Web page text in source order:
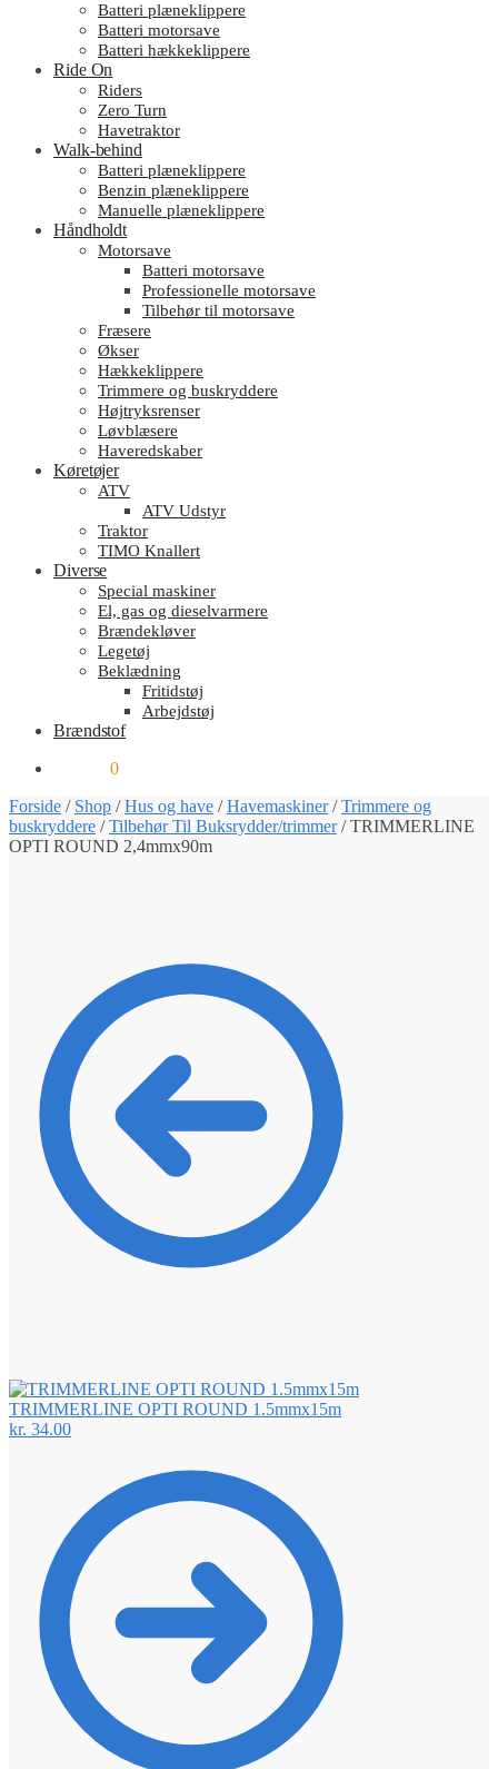
Batteri plæneklippere
Batteri motorsave
Batteri hækkeklippere
Ride On
Riders
Zero Turn
Havetraktor
Walk-behind
Batteri plæneklippere
Benzin plæneklippere
Manuelle plæneklippere
Håndholdt
Motorsave
Batteri motorsave
Professionelle motorsave
Tilbehør til motorsave
Fræsere
Økser
Hækkeklippere
Trimmere og buskryddere
Højtryksrenser
Løvblæsere
Haveredskaber
Køretøjer
ATV
ATV Udstyr
Traktor
TIMO Knallert
Diverse
Special maskiner
El, gas og dieselvarmere
Brændekløver
Legetøj
Beklædning
Fritidstøj
Arbejdstøj
Brændstof
0
Forside / Shop /Hus og have /Havemaskiner/Trimmere og
buskryddere /Tilbehør Til Buksrydder/trimmer/TRIMMERLINE
OPTI ROUND 2,4mmx90m
TRIMMERLINE OPTI ROUND 1.5mmx15m
kr. 34.00